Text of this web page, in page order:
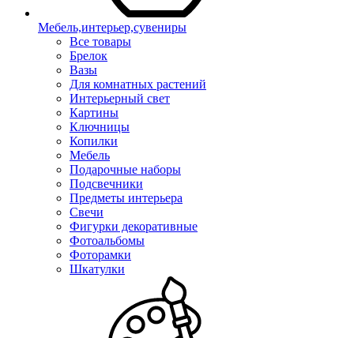
Мебель,интерьер,сувениры
Все товары
Брелок
Вазы
Для комнатных растений
Интерьерный свет
Картины
Ключницы
Копилки
Мебель
Подарочные наборы
Подсвечники
Предметы интерьера
Свечи
Фигурки декоративные
Фотоальбомы
Фоторамки
Шкатулки